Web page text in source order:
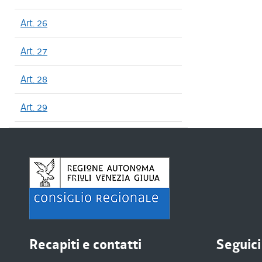
Art. 26
Art. 27
Art. 28
Art. 29
Recapiti e contatti